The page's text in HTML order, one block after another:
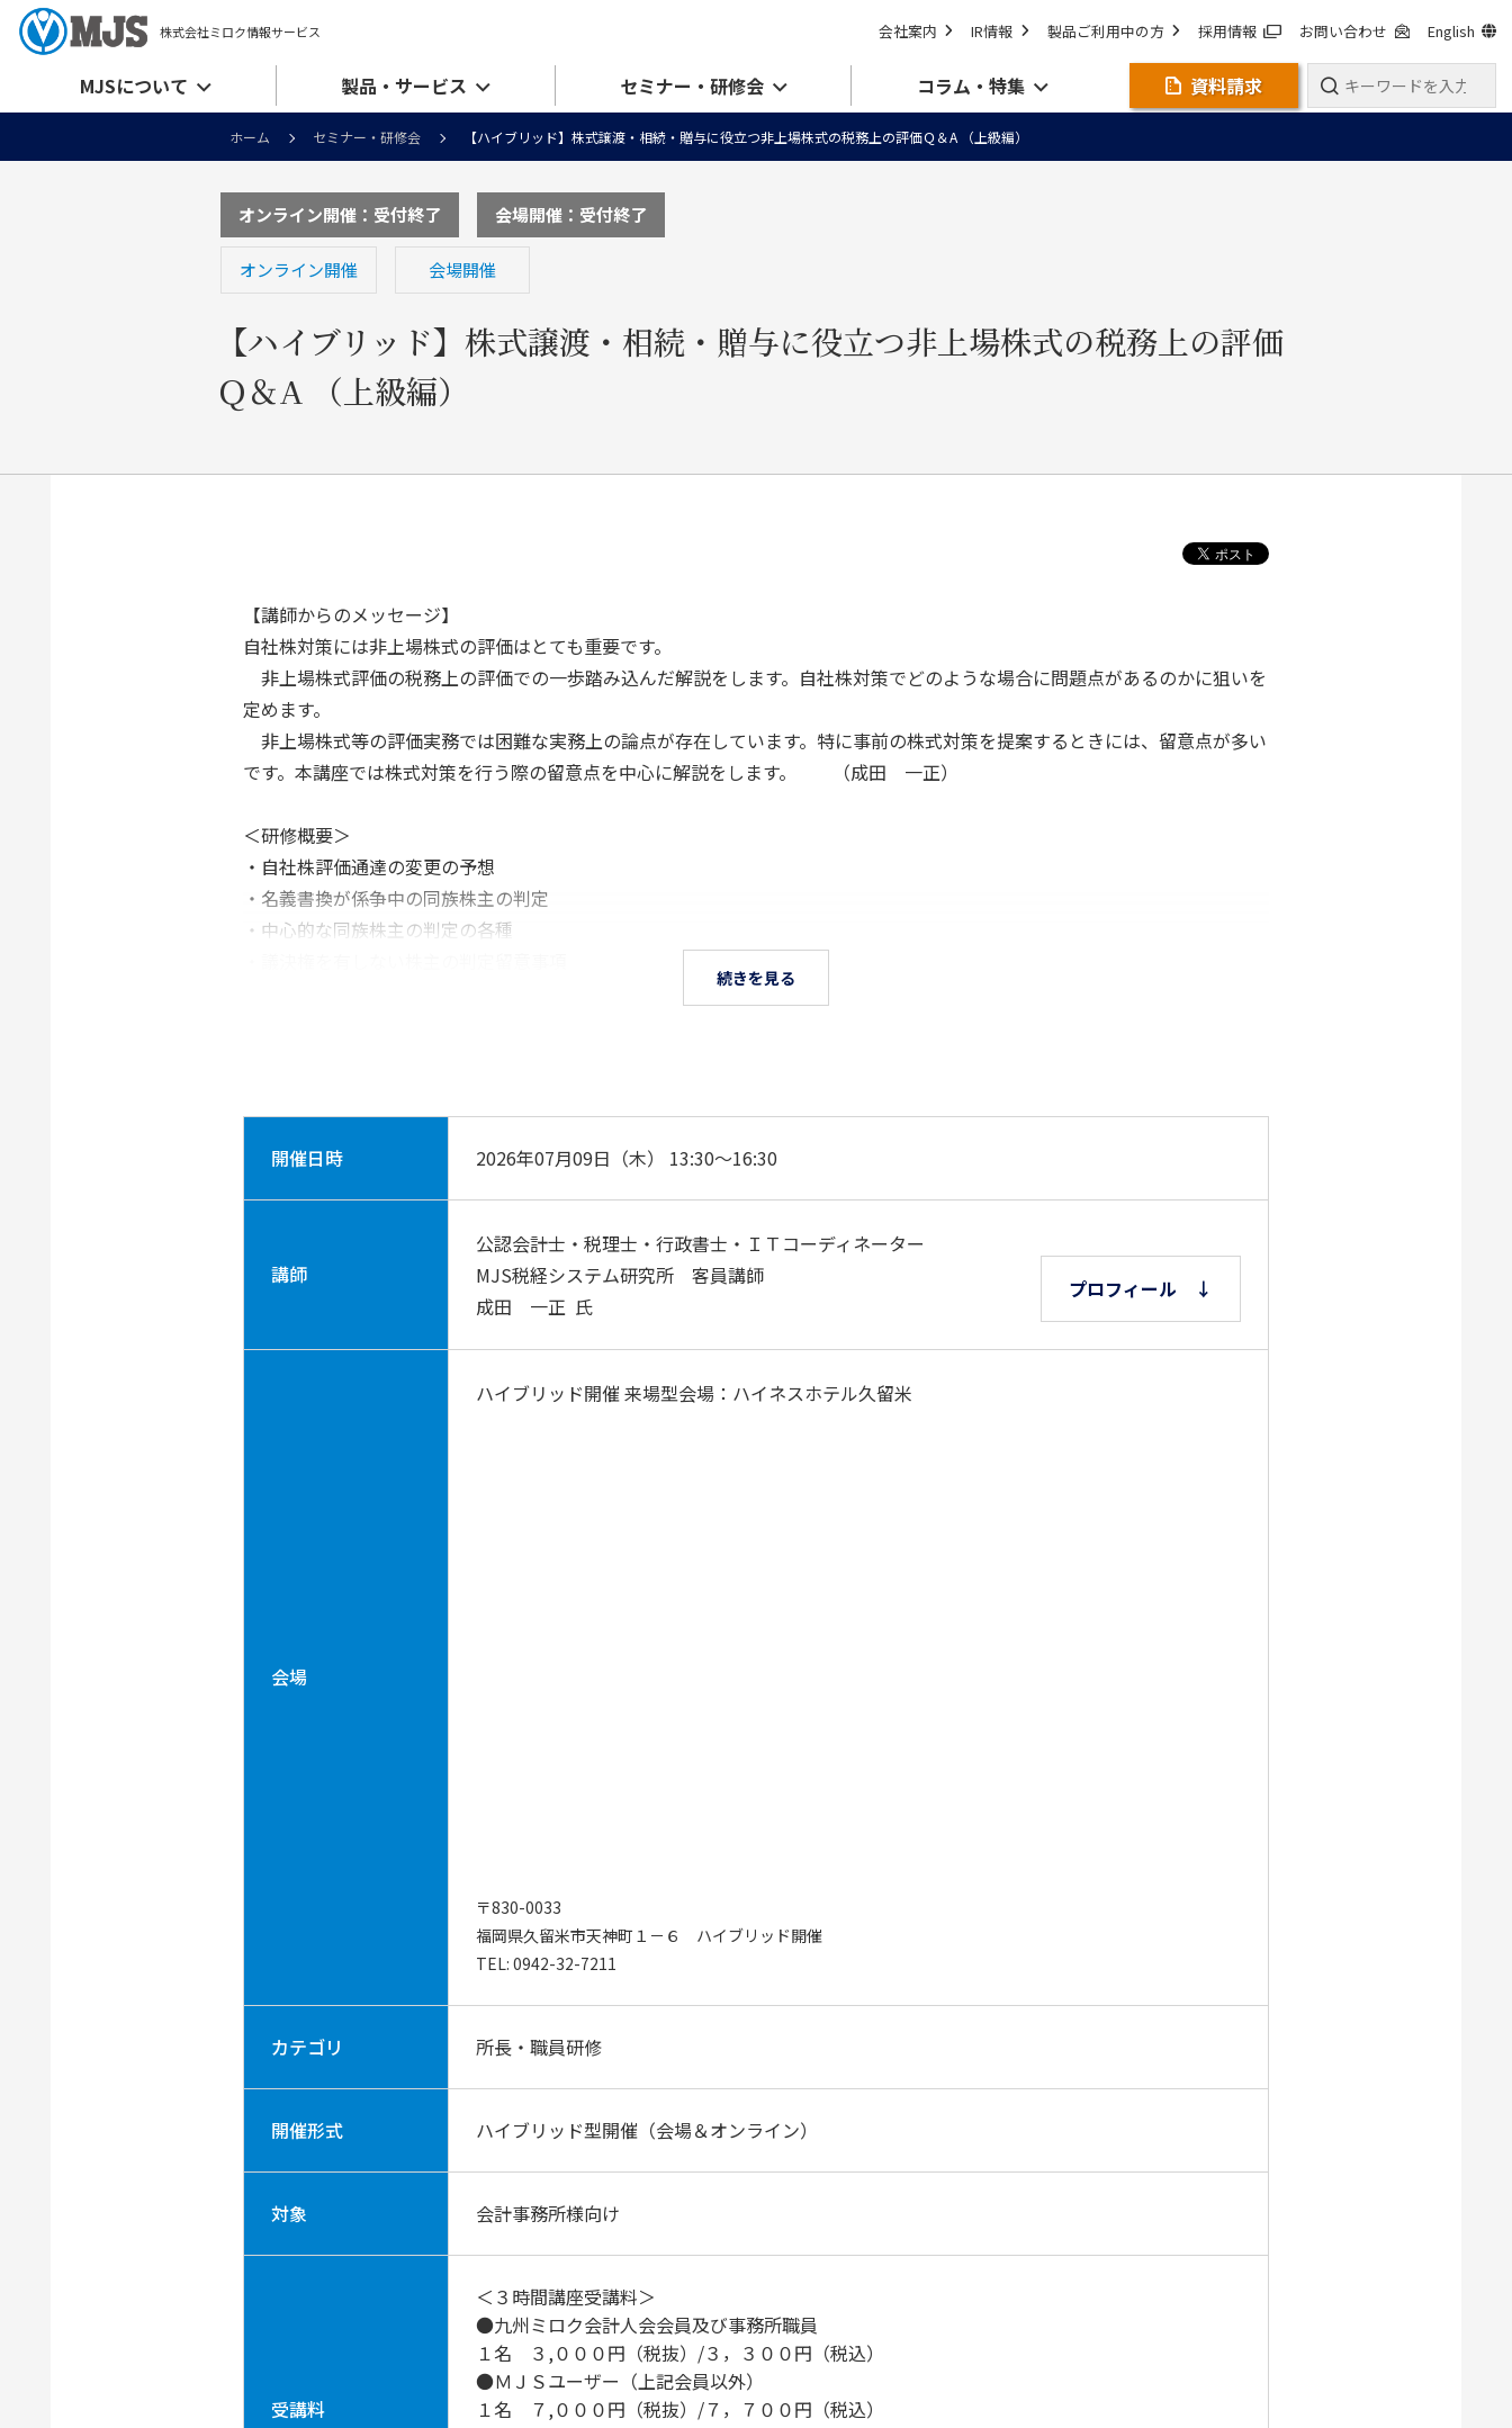
株式会社ミロク情報サービス 会社案内 IR情報 製品ご利用中の方 採用情報 お問い合わせ English
MJSについて 製品・サービス セミナー・研修会 コラム・特集 資料請求
ホーム セミナー・研修会 【ハイブリッド】株式譲渡・相続・贈与に役立つ非上場株式の税務上の評価Ｑ＆A （上級編）
オンライン開催：受付終了 会場開催：受付終了
オンライン開催 会場開催
【ハイブリッド】株式譲渡・相続・贈与に役立つ非上場株式の税務上の評価
Ｑ＆A （上級編）
【講師からのメッセージ】
自社株対策には非上場株式の評価はとても重要です。
非上場株式評価の税務上の評価での一歩踏み込んだ解説をします。自社株対策でどのような場合に問題点があるのかに狙いを
定めます。
非上場株式等の評価実務では困難な実務上の論点が存在しています。特に事前の株式対策を提案するときには、留意点が多い
です。本講座では株式対策を行う際の留意点を中心に解説をします。 （成田 一正）
＜研修概要＞
・自社株評価通達の変更の予想
・名義書換が係争中の同族株主の判定
・中心的な同族株主の判定の各種
続きを見る
開催日時 2026年07月09日（木） 13:30～16:30
講師
公認会計士・税理士・行政書士・ＩＴコーディネーター
MJS税経システム研究所 客員講師
成田 一正 氏
プロフィール ↓
会場
ハイブリッド開催 来場型会場：ハイネスホテル久留米
〒830-0033
福岡県久留米市天神町１－６ ハイブリッド開催
TEL: 0942-32-7211
カテゴリ 所長・職員研修
開催形式 ハイブリッド型開催（会場＆オンライン）
対象 会計事務所様向け
受講料
＜３時間講座受講料＞
●九州ミロク会計人会会員及び事務所職員
１名 ３,０００円（税抜）/３，３００円（税込）
●ＭＪＳユーザー（上記会員以外）
１名 ７,０００円（税抜）/７，７００円（税込）